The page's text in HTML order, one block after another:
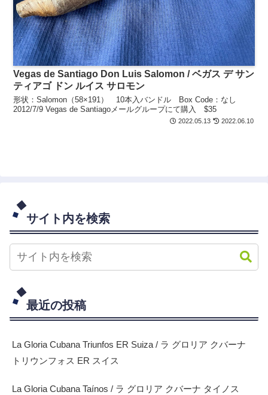
Vegas de Santiago Don Luis Salomon / ベガス デ サン
ティアゴ ドン ルイス サロモン
形状：Salomon（58×191） 10本入バンドル Box Code：なし
2012/7/9 Vegas de Santiagoメールグループにて購入 $35
2022.05.13 2022.06.10
サイト内を検索
最近の投稿
La Gloria Cubana Triunfos ER Suiza / ラ グロリア クバーナ
トリウンフォス ER スイス
La Gloria Cubana Taínos / ラ グロリア クバーナ タイノス